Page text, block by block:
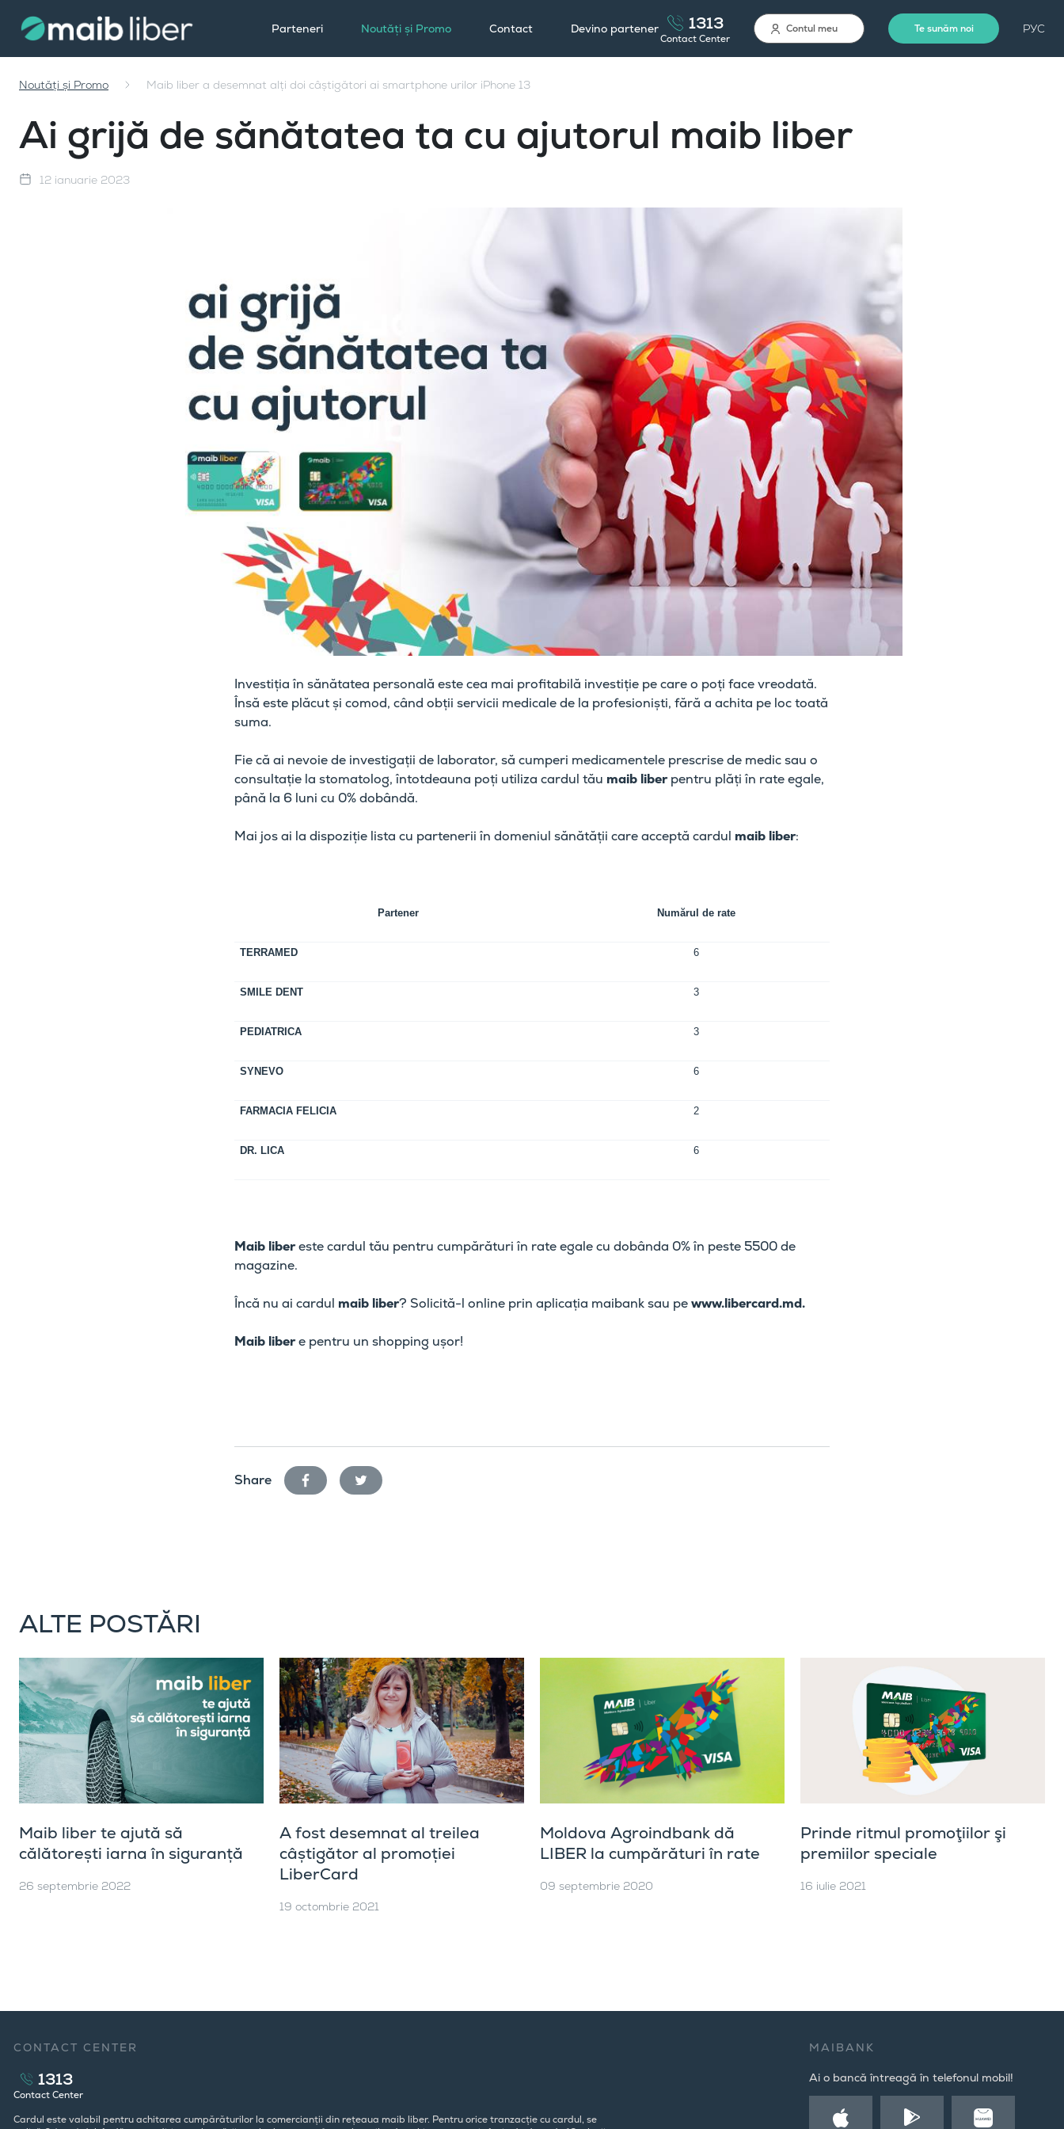
Parteneri Noutăți și Promo Contact Devino partener 1313
Contact Center
Contul meu Te sunăm noi РУС
Noutăți și Promo Maib liber a desemnat alți doi câștigători ai smartphone urilor iPhone 13
Ai grijă de sănătatea ta cu ajutorul maib liber
12 ianuarie 2023
Investiția în sănătatea personală este cea mai profitabilă investiție pe care o poți face vreodată.
Însă este plăcut și comod, când obții servicii medicale de la profesioniști, fără a achita pe loc toată
suma.
Fie că ai nevoie de investigații de laborator, să cumperi medicamentele prescrise de medic sau o
consultație la stomatolog, întotdeauna poți utiliza cardul tău maib liberpentru plăți în rate egale,
până la 6 luni cu 0% dobândă.
Mai jos ai la dispoziție lista cu partenerii în domeniul sănătății care acceptă cardul maib liber:
Partener Numărul de rate
TERRAMED 6
SMILE DENT 3
PEDIATRICA 3
SYNEVO 6
FARMACIA FELICIA 2
DR. LICA 6
Maib libereste cardul tău pentru cumpărături în rate egale cu dobânda 0% în peste 5500 de
magazine.
Încă nu ai cardul maib liber? Solicită-l online prin aplicația maibank sau pewww.libercard.md.
Maib liberе pentru un shopping ușor!
Share facebook twitter
ALTE POSTĂRI
Maib liber te ajută să
călătorești iarna în siguranță
26 septembrie 2022
A fost desemnat al treilea
câștigător al promoției
LiberCard
19 octombrie 2021
Moldova Agroindbank dă
LIBER la cumpărături în rate
09 septembrie 2020
Prinde ritmul promoţiilor şi
premiilor speciale
16 iulie 2021
CONTACT CENTER
1313
Contact Center
Cardul este valabil pentru achitarea cumpărăturilor la comercianții din rețeaua maib liber. Pentru orice tranzacție cu cardul, se
MAIBANK
Ai o bancă întreagă în telefonul mobil!